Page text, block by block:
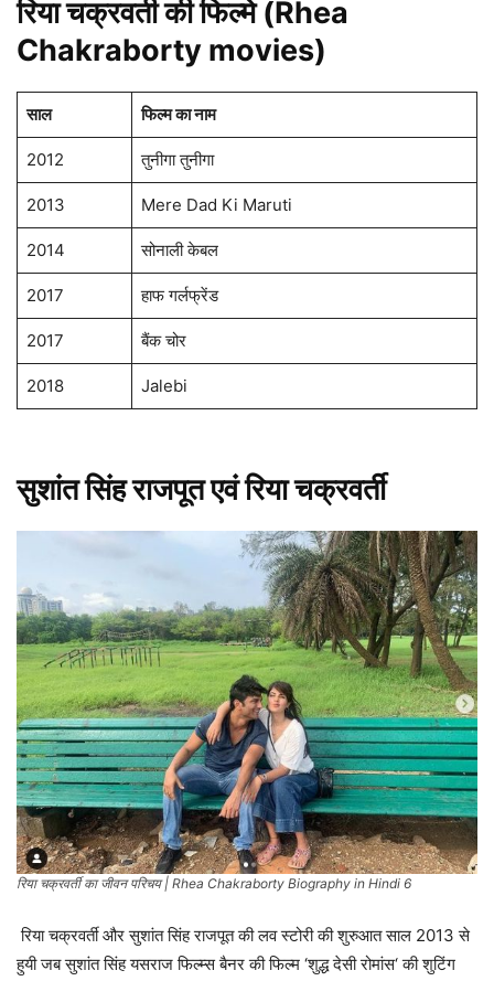
रिया चक्रवर्ती कीफिल्मे(Rhea
Chakraborty movies)
साल फिल्म का नाम
2012 तुनीगा तुनीगा
2013 Mere Dad Ki Maruti
2014 सोनाली केबल
2017 हाफ गर्लफ्रेंड
2017 बैंक चोर
2018 Jalebi
सुशांत सिंह राजपूत एवं रिया चक्रवर्ती
रिया चक्रवर्ती का जीवन परिचय | Rhea Chakraborty Biography in Hindi 6
रिया चक्रवर्ती और सुशांत सिंह राजपूत की लव स्टोरी की शुरुआत साल 2013 से
हुयी जब सुशांत सिंह यसराज फिल्म्स बैनर की फिल्म ‘शुद्ध देसी रोमांस‘ की शुटिंग